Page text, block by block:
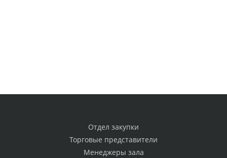
Отдел закупки
Торговые представители
Менеджеры зала